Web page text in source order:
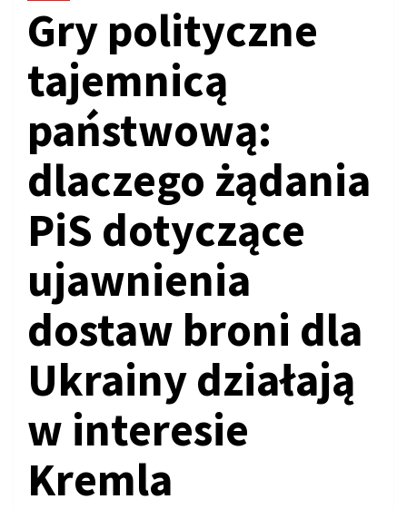
Gry polityczne
tajemnicą
państwową:
dlaczego żądania
PiS dotyczące
ujawnienia
dostaw broni dla
Ukrainy działają
w interesie
Kremla